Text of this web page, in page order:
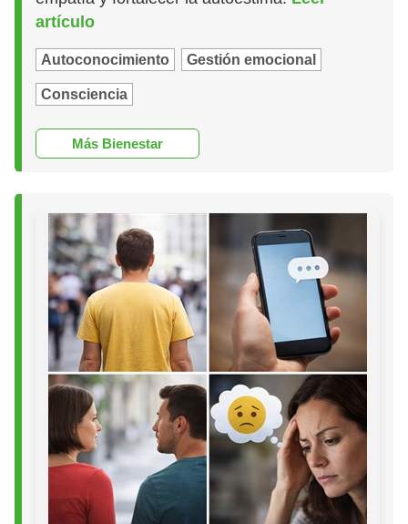
artículo
Autoconocimiento Gestión emocional
Consciencia
Más Bienestar